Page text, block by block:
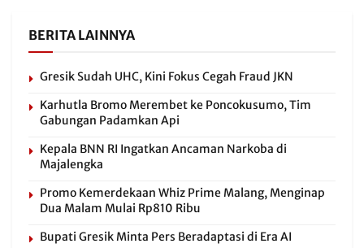
BERITA LAINNYA
Gresik Sudah UHC, Kini Fokus Cegah Fraud JKN
Karhutla Bromo Merembet ke Poncokusumo, Tim
Gabungan Padamkan Api
Kepala BNN RI Ingatkan Ancaman Narkoba di
Majalengka
Promo Kemerdekaan Whiz Prime Malang, Menginap
Dua Malam Mulai Rp810 Ribu
Bupati Gresik Minta Pers Beradaptasi di Era AI